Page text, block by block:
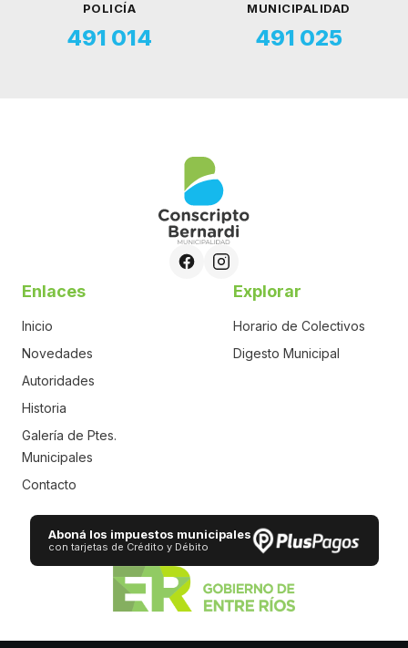
POLICÍA
491 014
MUNICIPALIDAD
491 025
Enlaces
Inicio
Novedades
Autoridades
Historia
Galería de Ptes.
Municipales
Contacto
Explorar
Horario de Colectivos
Digesto Municipal
Aboná los impuestos municipales
con tarjetas de Crédito y Débito